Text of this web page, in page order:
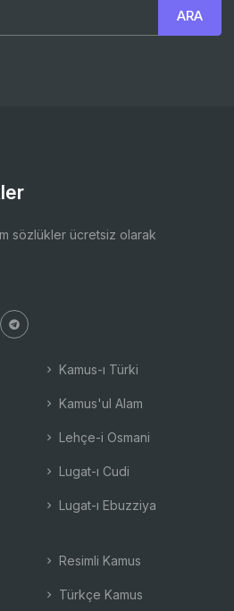
sözlükler ücretsiz olarak
Kamus-ı Türki
Kamus'ul Alam
Lehçe-i Osmani
Lugat-ı Cudi
Lugat-ı Ebuzziya
Resimli Kamus
Türkçe Kamus